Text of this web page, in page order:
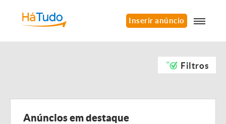
Inserir anúncio
Filtros
Anúncios em destaque